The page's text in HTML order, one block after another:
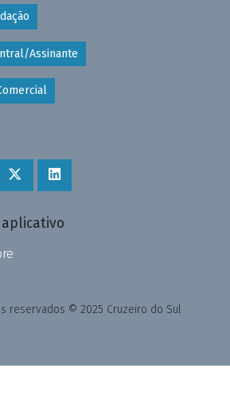
Assinante
reservados © 2025 Cruzeiro do Sul